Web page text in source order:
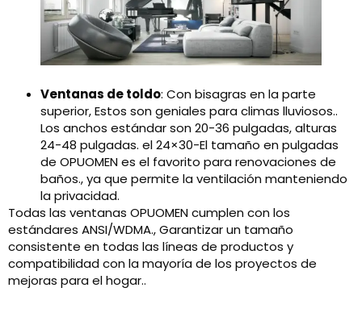
Ventanas de toldo: Con bisagras en la parte
superior, Estos son geniales para climas lluviosos..
Los anchos estándar son 20-36 pulgadas, alturas
24-48 pulgadas. el 24×30-El tamaño en pulgadas
de OPUOMEN es el favorito para renovaciones de
baños., ya que permite la ventilación manteniendo
la privacidad.
Todas las ventanas OPUOMEN cumplen con los
estándares ANSI/WDMA., Garantizar un tamaño
consistente en todas las líneas de productos y
compatibilidad con la mayoría de los proyectos de
mejoras para el hogar..